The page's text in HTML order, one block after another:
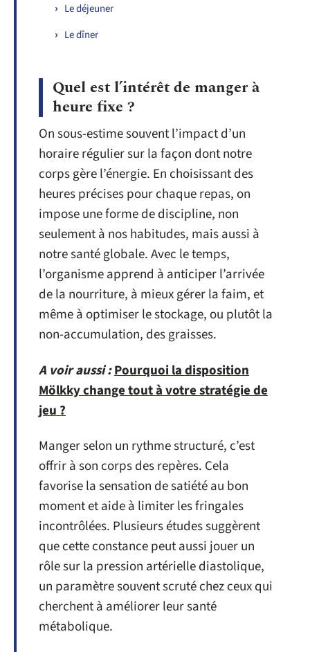
Le déjeuner
Le dîner
Quel est l’intérêt de manger à
heure fixe ?
On sous-estime souvent l’impact d’un
horaire régulier sur la façon dont notre
corps gère l’énergie. En choisissant des
heures précises pour chaque repas, on
impose une forme de discipline, non
seulement à nos habitudes, mais aussi à
notre santé globale. Avec le temps,
l’organisme apprend à anticiper l’arrivée
de la nourriture, à mieux gérer la faim, et
même à optimiser le stockage, ou plutôt la
non-accumulation, des graisses.
A voir aussi :Pourquoi la disposition
Mölkky change tout à votre stratégie de
jeu ?
Manger selon un rythme structuré, c’est
offrir à son corps des repères. Cela
favorise la sensation de satiété au bon
moment et aide à limiter les fringales
incontrôlées. Plusieurs études suggèrent
que cette constance peut aussi jouer un
rôle sur la pression artérielle diastolique,
un paramètre souvent scruté chez ceux qui
cherchent à améliorer leur santé
métabolique.